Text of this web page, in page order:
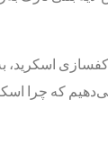
اسکرید، به
که چرا